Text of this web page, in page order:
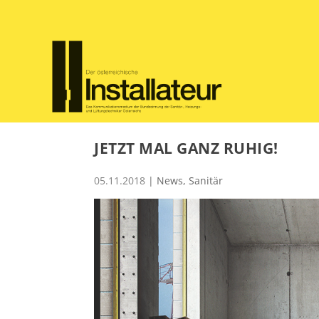
JETZT MAL GANZ RUHIG!
05.11.2018 | News, Sanitär